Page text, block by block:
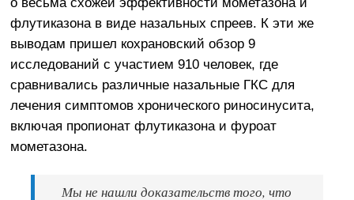
флутиказона в виде назальных спреев. К эти же
выводам пришел кохрановский обзор 9
исследований с участием 910 человек, где
сравнивались различные назальные ГКС для
лечения симптомов хронического риносинусита,
включая пропионат флутиказона и фуроат
мометазона.
Мы не нашли доказательств того, что